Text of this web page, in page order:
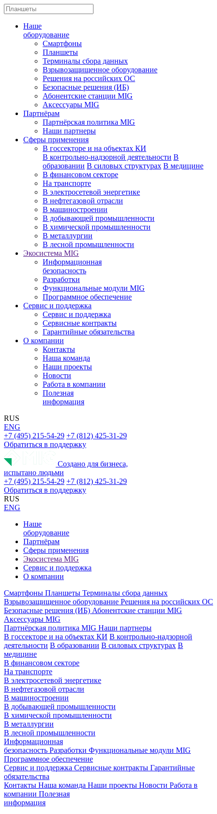
Наше
оборудование
Смартфоны
Планшеты
Терминалы сбора данных
Взрывозащищенное оборудование
Решения на российских ОС
Безопасные решения (ИБ)
Абонентские станции MIG
Аксессуары MIG
Партнёрам
Партнёрская политика MIG
Наши партнеры
Сферы применения
В госсекторе и на объектах КИ
В контрольно-надзорной деятельности В
образовании В силовых структурах В медицине
В финансовом секторе
На транспорте
В электросетевой энергетике
В нефтегазовой отрасли
В машиностроении
В добывающей промышленности
В химической промышленности
В металлургии
В лесной промышленности
Экосистема MIG
Информационная
безопасность
Разработки
Функциональные модули MIG
Программное обеспечение
Сервис и поддержка
Сервис и поддержка
Сервисные контракты
Гарантийные обязательства
О компании
Контакты
Наша команда
Наши проекты
Новости
Работа в компании
Полезная
информация
RUS
ENG
+7 (495) 215-54-29 +7 (812) 425-31-29
Обратиться в поддержку
Создано для бизнеса,
испытано людьми
+7 (495) 215-54-29 +7 (812) 425-31-29
Обратиться в поддержку
RUS
ENG
Наше
оборудование
Партнёрам
Сферы применения
Экосистема MIG
Сервис и поддержка
О компании
Смартфоны Планшеты Терминалы сбора данных
Взрывозащищенное оборудование Решения на российских ОС
Безопасные решения (ИБ) Абонентские станции MIG
Аксессуары MIG
Партнёрская политика MIG Наши партнеры
В госсекторе и на объектах КИ В контрольно-надзорной
деятельности В образовании В силовых структурах В
медицине
В финансовом секторе
На транспорте
В электросетевой энергетике
В нефтегазовой отрасли
В машиностроении
В добывающей промышленности
В химической промышленности
В металлургии
В лесной промышленности
Информационная
безопасность Разработки Функциональные модули MIG
Программное обеспечение
Сервис и поддержка Сервисные контракты Гарантийные
обязательства
Контакты Наша команда Наши проекты Новости Работа в
компании Полезная
информация